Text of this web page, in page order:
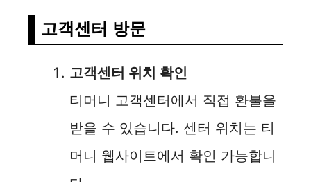
고객센터 방문
고객센터 위치 확인
티머니 고객센터에서 직접 환불을
받을 수 있습니다. 센터 위치는 티
머니 웹사이트에서 확인 가능합니